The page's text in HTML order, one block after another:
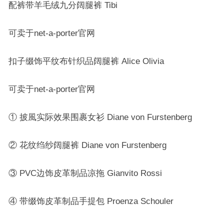
配裤带羊毛绒九分阔腿裤 Tibi
可卖于net-a-porter官网
扣子缀饰平纹布针织品阔腿裤 Alice Olivia
可卖于net-a-porter官网
① 披風实际效果围裹女衫 Diane von Furstenberg
② 花纹绉纱阔腿裤 Diane von Furstenberg
③ PVC边饰皮革制品凉拖 Gianvito Rossi
④ 带缀饰皮革制品手提包 Proenza Schouler